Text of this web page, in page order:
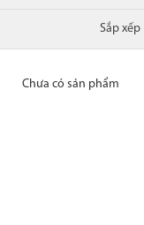
Sắp xếp
Chưa có sản phẩm